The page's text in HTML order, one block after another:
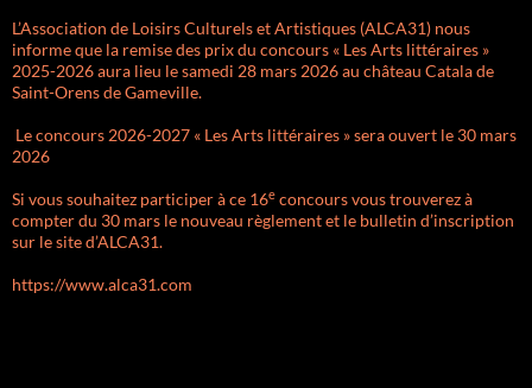
L’Association de Loisirs Culturels et Artistiques (ALCA31) nous
informe que la remise des prix du concours « Les Arts littéraires »
2025-2026 aura lieu le samedi 28 mars 2026 au château Catala de
Saint-Orens de Gameville.
Le concours 2026-2027 « Les Arts littéraires » sera ouvert le 30 mars
2026
Si vous souhaitez participer à ce 16e concours vous trouverez à
compter du 30 mars le nouveau règlement et le bulletin d’inscription
sur le site d’ALCA31.
https://www.alca31.com